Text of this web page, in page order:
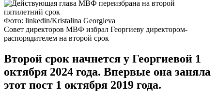
Фото: linkedin/Kristalina Georgieva
Совет директоров МВФ избрал Георгиеву директором-
распорядителем на второй срок
Второй срок начнется у Георгиевой 1
октября 2024 года. Впервые она заняла
этот пост 1 октября 2019 года.